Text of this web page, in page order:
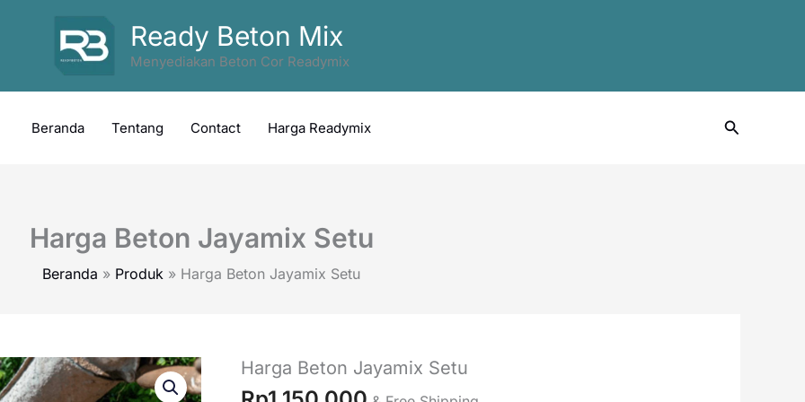
Ready Beton Mix
Menyediakan Beton Cor Readymix
Beranda Tentang Contact Harga Readymix Cari
Harga Beton Jayamix Setu
Beranda Produk Harga Beton Jayamix Setu
Harga Beton Jayamix Setu